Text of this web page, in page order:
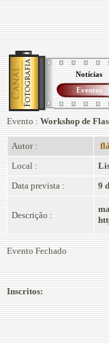
Notícias
Eventos
Evento : Workshop de
Autor :
Local :
Data prevista :
9
Descrição :
Evento Fechado
Inscritos: